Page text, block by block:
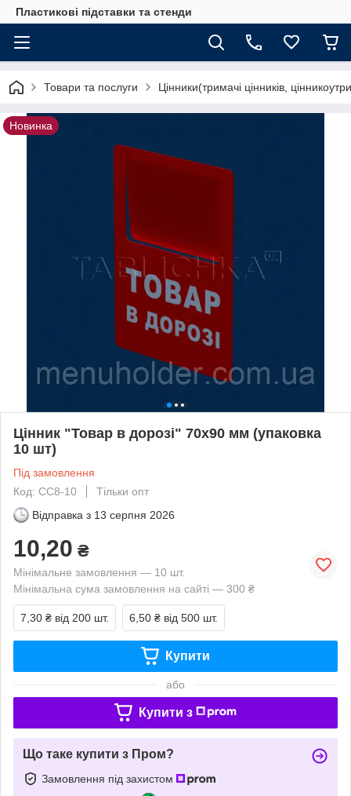
Пластикові підставки та стенди
Товари та послуги Цінники(тримачі цінників,
Новинка
Цінник "Товар в дорозі" 70x90 мм (упаковка
10 шт)
Під замовлення
Код: СС8-10
Тільки опт
Відправка з 13 серпня 2026
10,20 ₴
Мінімальне замовлення — 10 шт.
Мінімальна сума замовлення на сайті — 300 ₴
7,30 ₴ від 200 шт. 6,50 ₴ від 500 шт.
Купити
або
Купити з
Що таке купити з Пром?
Замовлення під захистом